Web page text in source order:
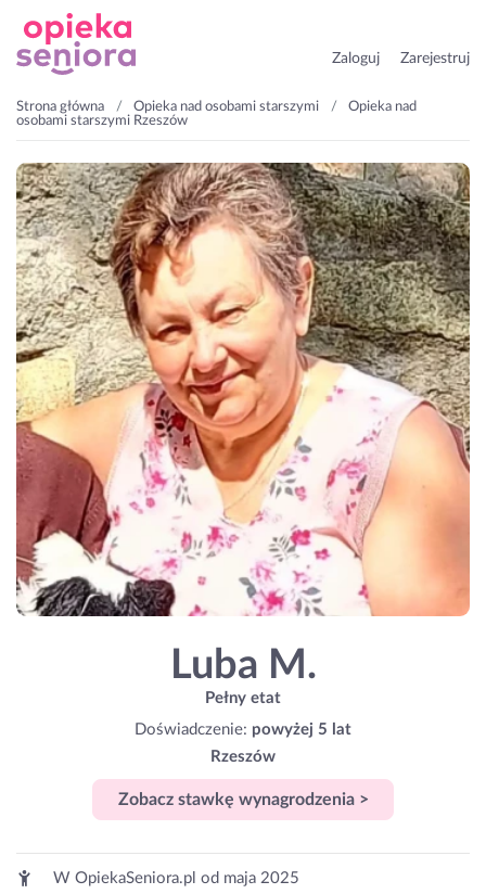
Zaloguj Zarejestruj
Strona główna Opieka nad osobami starszymi
Opieka nad
osobami starszymi Rzeszów
Luba M.
Pełny etat
Doświadczenie: powyżej 5 lat
Rzeszów
Zobacz stawkę wynagrodzenia >
W OpiekaSeniora.pl od maja 2025